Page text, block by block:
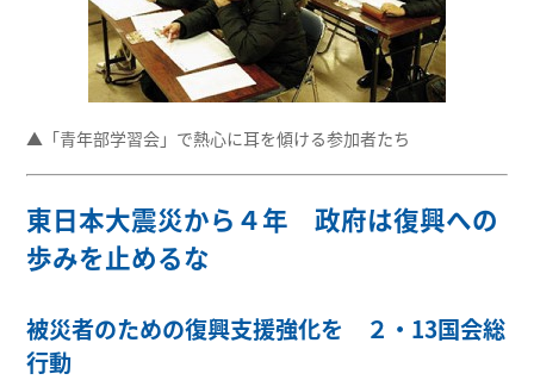
▲「青年部学習会」で熱心に耳を傾ける参加者たち
東日本大震災から４年 政府は復興への
歩みを止めるな
被災者のための復興支援強化を ２・13国会総
行動